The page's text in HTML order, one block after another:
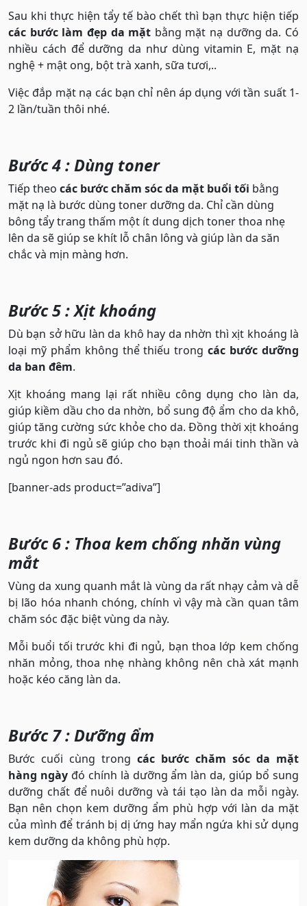
Sau khi thực hiện tẩy tế bào chết thì bạn thực hiện tiếp
các bước làm đẹp da mặt bằng mặt nạ dưỡng da. Có
nhiều cách để dưỡng da như dùng vitamin E, mặt nạ
nghệ + mật ong, bột trà xanh, sữa tươi,..
Việc đắp mặt nạ các bạn chỉ nên áp dụng với tần suất 1-
2 lần/tuần thôi nhé.
Bước 4 : Dùng toner
Tiếp theo các bước chăm sóc da mặt buổi tối bằng
mặt nạ là bước dùng toner dưỡng da. Chỉ cần dùng
bông tẩy trang thấm một ít dung dịch toner thoa nhẹ
lên da sẽ giúp se khít lỗ chân lông và giúp làn da săn
chắc và mịn màng hơn.
Bước 5 : Xịt khoáng
Dù bạn sở hữu làn da khô hay da nhờn thì xịt khoáng là
loại mỹ phẩm không thể thiếu trongcác bước dưỡng
da ban đêm.
Xịt khoáng mang lại rất nhiều công dụng cho làn da,
giúp kiềm dầu cho da nhờn, bổ sung độ ẩm cho da khô,
giúp tăng cường sức khỏe cho da. Đồng thời xịt khoáng
trước khi đi ngủ sẽ giúp cho bạn thoải mái tinh thần và
ngủ ngon hơn sau đó.
[banner-ads product=”adiva”]
Bước 6 : Thoa kem chống nhăn vùng
mắt
Vùng da xung quanh mắt là vùng da rất nhạy cảm và dễ
bị lão hóa nhanh chóng, chính vì vậy mà cần quan tâm
chăm sóc đặc biệt vùng da này.
Mỗi buổi tối trước khi đi ngủ, bạn thoa lớp kem chống
nhăn mỏng, thoa nhẹ nhàng không nên chà xát mạnh
hoặc kéo căng làn da.
Bước 7 : Dưỡng ẩm
Bước cuối cùng trong các bước chăm sóc da mặt
hàng ngàyđó chính là dưỡng ẩm làn da, giúp bổ sung
dưỡng chất để nuôi dưỡng và tái tạo làn da mỗi ngày.
Bạn nên chọn kem dưỡng ẩm phù hợp với làn da mặt
của mình để tránh bị dị ứng hay mẩn ngứa khi sử dụng
kem dưỡng da không phù hợp.